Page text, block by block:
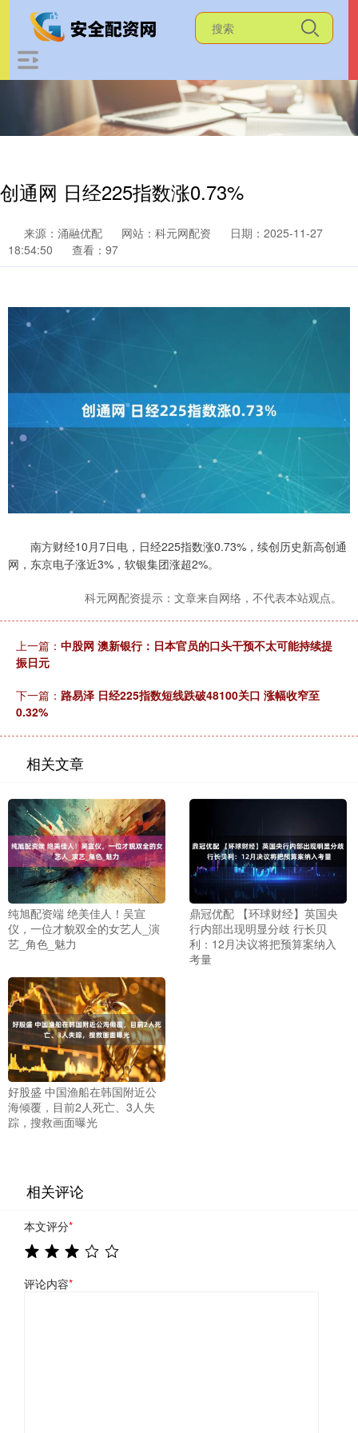
创通网 日经225指数涨0.73%
来源：涌融优配 网站：科元网配资
日期：2025-11-27
18:54:50
查看：97
南方财经10月7日电，日经225指数涨0.73%，续创历史新高创通
网，东京电子涨近3%，软银集团涨超2%。
科元网配资提示：文章来自网络，不代表本站观点。
上一篇： 中股网 澳新银行：日本官员的口头干预不太可能持续提
振日元
下一篇： 路易泽 日经225指数短线跌破48100关口 涨幅收窄至
0.32%
相关文章
纯旭配资端 绝美佳人！吴宣
仪，一位才貌双全的女艺人_演
艺_角色_魅力
鼎冠优配 【环球财经】英国央
行内部出现明显分歧 行长贝
利：12月决议将把预算案纳入
考量
好股盛 中国渔船在韩国附近公
海倾覆，目前2人死亡、3人失
踪，搜救画面曝光
相关评论
本文评分*
评论内容*